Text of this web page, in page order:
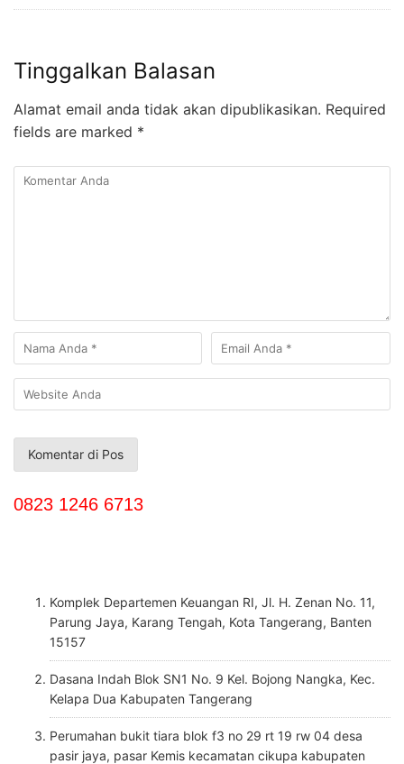
Tinggalkan Balasan
Alamat email anda tidak akan dipublikasikan. Required
fields are marked *
0823 1246 6713
Komplek Departemen Keuangan RI, Jl. H. Zenan No. 11,
Parung Jaya, Karang Tengah, Kota Tangerang, Banten
15157
Dasana Indah Blok SN1 No. 9 Kel. Bojong Nangka, Kec.
Kelapa Dua Kabupaten Tangerang
Perumahan bukit tiara blok f3 no 29 rt 19 rw 04 desa
pasir jaya, pasar Kemis kecamatan cikupa kabupaten